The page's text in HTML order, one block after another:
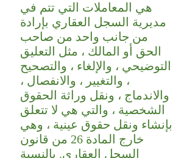
هي المعاملات التي تتم في
مديرية السجل العقاري بإرادة
من جانب واحد من صاحب
الحق أو المالك ، مثل التعليق
التوضيحي ، والإلغاء ، والتصحيح
، والتغيير ، والانفصال ،
والاندماج ، ونقل وراثة الحقوق
الشخصية ، والتي هي لا تتعلق
بإنشاء ونقل حقوق عينية ، وهي
خارج المادة 26 من قانون
السجل العقاري. بالنسبة